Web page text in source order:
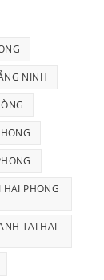
NINH
HAI PHONG
TAI HAI